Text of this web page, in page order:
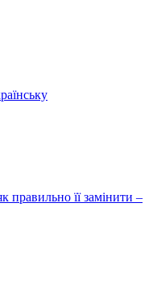
правильно її замінити –